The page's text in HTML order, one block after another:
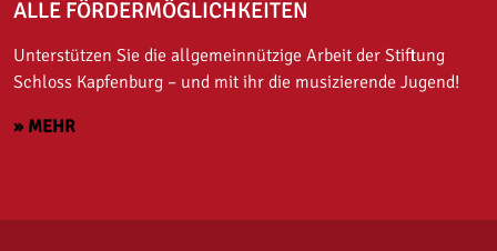
ALLE FÖRDERMÖGLICHKEITEN
Unterstützen Sie die allgemeinnützige Arbeit der Stiftung
Schloss Kapfenburg – und mit ihr die musizierende Jugend!
» MEHR